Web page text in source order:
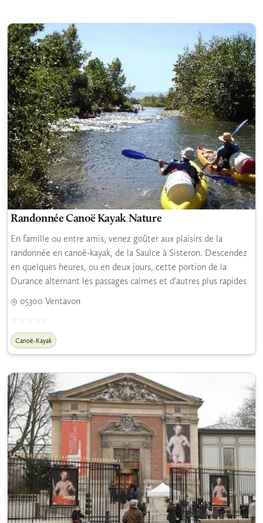
Randonnée Canoë Kayak Nature
En famille ou entre amis, venez goûter aux plaisirs de la
randonnée en canoë-kayak, de la Saulce à Sisteron. Descendez
en quelques heures, ou en deux jours, cette portion de la
Durance alternant les passages calmes et d'autres plus rapides
05300 Ventavon
Canoë-Kayak